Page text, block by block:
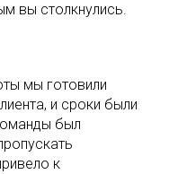
вы столкнулись.
мы готовили
и сроки были
был
к